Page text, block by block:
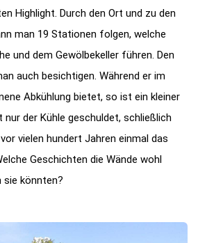
Highlight. Durch den Ort und zu den
man 19 Stationen folgen, welche
und dem Gewölbekeller führen. Den
auch besichtigen. Während er im
Abkühlung bietet, so ist ein kleiner
nur der Kühle geschuldet, schließlich
vielen hundert Jahren einmal das
Geschichten die Wände wohl
sie könnten?